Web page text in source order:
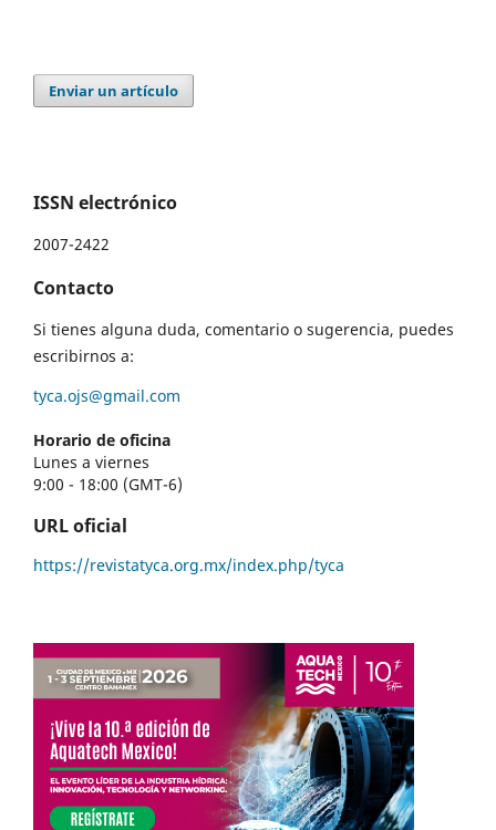
Enviar un artículo
ISSN electrónico
2007-2422
Contacto
Si tienes alguna duda, comentario o sugerencia, puedes
escribirnos a:
tyca.ojs@gmail.com
Horario de oficina
Lunes a viernes
9:00 - 18:00 (GMT-6)
URL oficial
https://revistatyca.org.mx/index.php/tyca